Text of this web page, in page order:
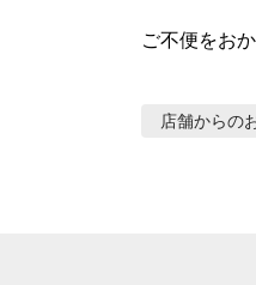
ご不便をお
店舗からの